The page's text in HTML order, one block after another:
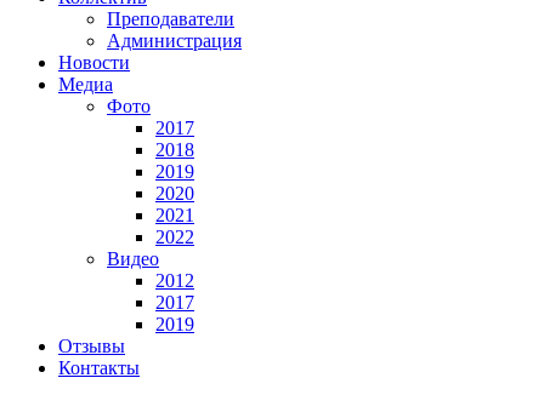
Преподаватели
Администрация
Новости
Медиа
Фото
2017
2018
2019
2020
2021
2022
Видео
2012
2017
2019
Отзывы
Контакты